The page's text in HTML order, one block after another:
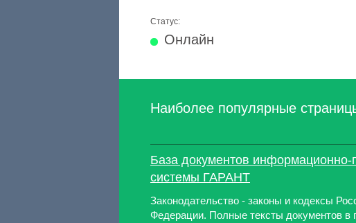
Статус:
Онлайн
Наиболее популярные
База документов информационно-
системы ГАРАНТ
Законодательство - законы и кодексы
Федерации. Полные тексты документов в